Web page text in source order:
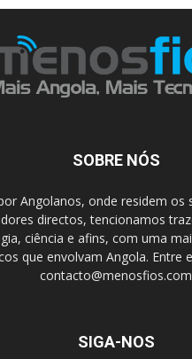
SOBRE NÓS
Angolanos, onde residem os
directos, tencionamos
ciência e afins, com uma
que envolvam Angola. Entre
contacto@menosfios.com
SIGA-NOS